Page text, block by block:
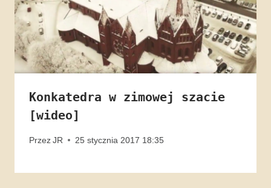
Konkatedra w zimowej szacie
[wideo]
PrzezJR 25 stycznia 2017 18:35